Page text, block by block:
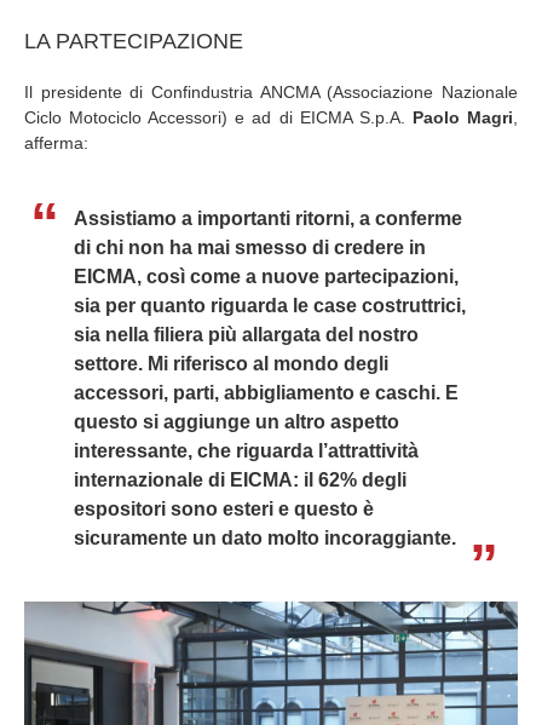
LA PARTECIPAZIONE
Il presidente di Confindustria ANCMA (Associazione Nazionale
Ciclo Motociclo Accessori) e ad di EICMA S.p.A. Paolo Magri,
afferma:
Assistiamo a importanti ritorni, a conferme
di chi non ha mai smesso di credere in
EICMA, così come a nuove partecipazioni,
sia per quanto riguarda le case costruttrici,
sia nella filiera più allargata del nostro
settore. Mi riferisco al mondo degli
accessori, parti, abbigliamento e caschi. E
questo si aggiunge un altro aspetto
interessante, che riguarda l’attrattività
internazionale di EICMA: il 62% degli
espositori sono esteri e questo è
sicuramente un dato molto incoraggiante.